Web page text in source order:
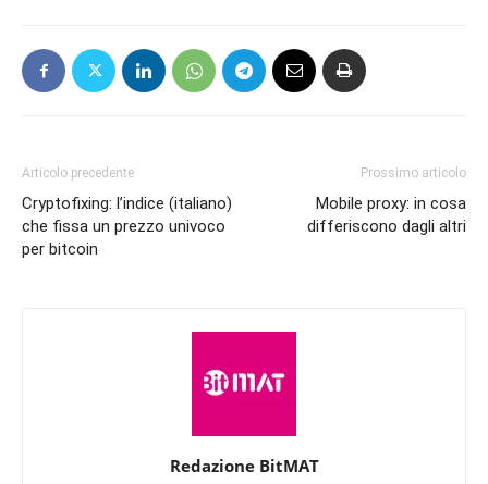
Articolo precedente
Cryptofixing: l’indice (italiano)
che fissa un prezzo univoco
per bitcoin
Prossimo articolo
Mobile proxy: in cosa
differiscono dagli altri
Redazione BitMAT